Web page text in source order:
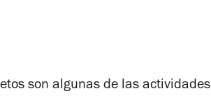
son algunas de las actividades